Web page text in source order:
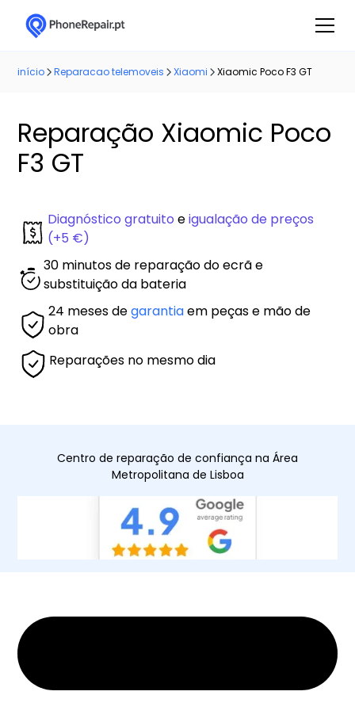
início Reparacao telemoveis Xiaomi Xiaomic Poco F3 GT
Reparação Xiaomic Poco
F3 GT
Diagnóstico gratuito eigualação de preços
(+5 €)
30 minutos de reparação do ecrã e
substituição da bateria
24 meses degarantiaem peças e mão de
obra
Reparações no mesmo dia
Centro de reparação de confiança na Área
Metropolitana de Lisboa